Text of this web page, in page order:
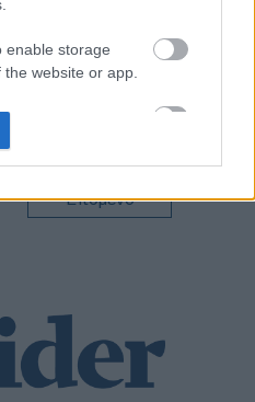
enable storage
website or app.
storage
authentication
Δένδιας: Βασικός
πυλώνας της Εθνικής
Άμυνας η αμυντική
Επόμενο